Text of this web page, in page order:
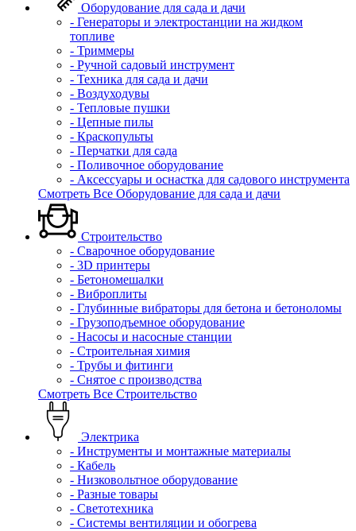
Оборудование для сада и дачи
- Генераторы и электростанции на жидком
топливе
- Триммеры
- Ручной садовый инструмент
- Техника для сада и дачи
- Воздуходувы
- Тепловые пушки
- Цепные пилы
- Краскопульты
- Перчатки для сада
- Поливочное оборудование
- Аксессуары и оснастка для садового инструмента
Смотреть Все Оборудование для сада и дачи
Строительство
- Сварочное оборудование
- 3D принтеры
- Бетономешалки
- Виброплиты
- Глубинные вибраторы для бетона и бетоноломы
- Грузоподъемное оборудование
- Насосы и насосные станции
- Строительная химия
- Трубы и фитинги
- Снятое с производства
Смотреть Все Строительство
Электрика
- Инструменты и монтажные материалы
- Кабель
- Низковольтное оборудование
- Разные товары
- Светотехника
- Системы вентиляции и обогрева